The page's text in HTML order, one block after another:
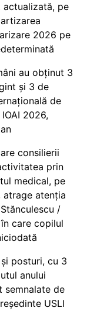
pe
2026 pe
au obținut 3
și 3 de
de
2026,
consilierii
prin
medical, pe
atrage atenția
/
care copilul
posturi, cu 3
anului
semnalate de
USLI